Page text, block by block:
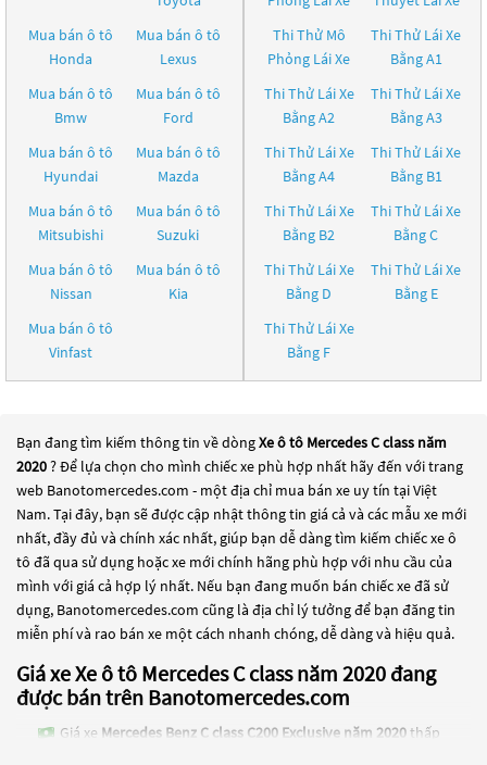
Mua bán ô tô
Honda
Mua bán ô tô
Lexus
Mua bán ô tô
Bmw
Mua bán ô tô
Ford
Mua bán ô tô
Hyundai
Mua bán ô tô
Mazda
Mua bán ô tô
Mitsubishi
Mua bán ô tô
Suzuki
Mua bán ô tô
Nissan
Mua bán ô tô
Kia
Mua bán ô tô
Vinfast
Thi Thử Mô
Phỏng Lái Xe
Thi Thử Lái Xe
Bằng A1
Thi Thử Lái Xe
Bằng A2
Thi Thử Lái Xe
Bằng A3
Thi Thử Lái Xe
Bằng A4
Thi Thử Lái Xe
Bằng B1
Thi Thử Lái Xe
Bằng B2
Thi Thử Lái Xe
Bằng C
Thi Thử Lái Xe
Bằng D
Thi Thử Lái Xe
Bằng E
Thi Thử Lái Xe
Bằng F
Bạn đang tìm kiếm thông tin về dòngXe ô tô Mercedes C class năm
2020? Để lựa chọn cho mình chiếc xe phù hợp nhất hãy đến với trang
web Banotomercedes.com - một địa chỉ mua bán xe uy tín tại Việt
Nam. Tại đây, bạn sẽ được cập nhật thông tin giá cả và các mẫu xe mới
nhất, đầy đủ và chính xác nhất, giúp bạn dễ dàng tìm kiếm chiếc xe ô
tô đã qua sử dụng hoặc xe mới chính hãng phù hợp với nhu cầu của
mình với giá cả hợp lý nhất. Nếu bạn đang muốn bán chiếc xe đã sử
dụng, Banotomercedes.com cũng là địa chỉ lý tưởng để bạn đăng tin
miễn phí và rao bán xe một cách nhanh chóng, dễ dàng và hiệu quả.
Giá xe Xe ô tô Mercedes C class năm 2020 đang
được bán trên Banotomercedes.com
Giá xe Mercedes Benz C class C200 Exclusive năm 2020thấp